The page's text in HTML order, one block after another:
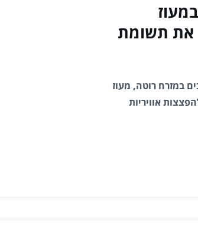
את תשומת
במזרח רוטה, מעוז
אוויריות